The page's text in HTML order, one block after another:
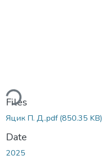
Files
Яцик П. Д..pdf(850.35 KB)
Date
2025